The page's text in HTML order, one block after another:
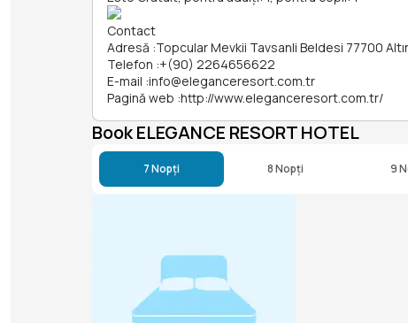
Contact
Adresă :Topcular Mevkii Tavsanli Beldesi 77700
Telefon :+(90) 2264656622
E-mail :info@eleganceresort.com.tr
Pagină web :http://www.eleganceresort.com.tr/
Book ELEGANCE RESORT HOTEL
7 Nopți 8 Nopți 9